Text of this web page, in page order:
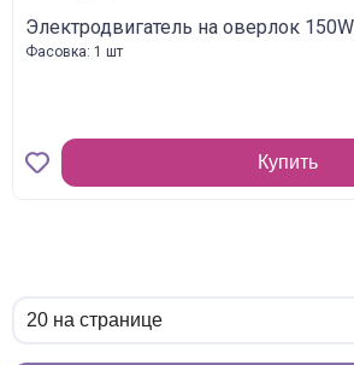
Электродвигатель на оверлок
Фасовка: 1 шт
Купить